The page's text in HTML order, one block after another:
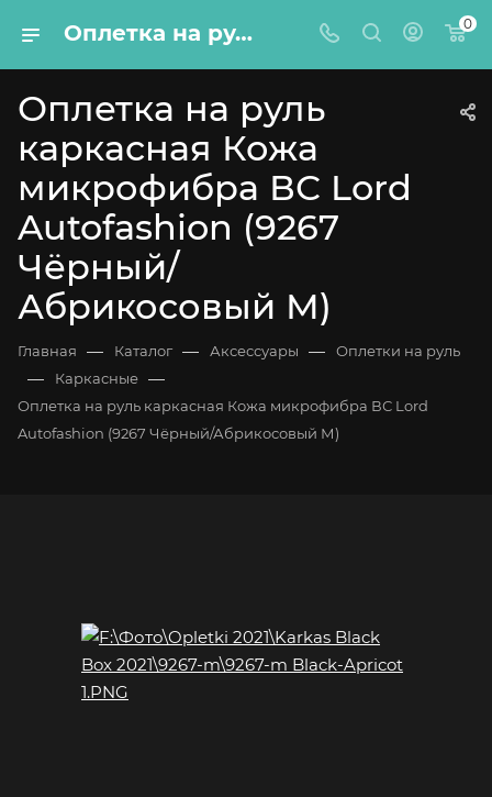
Оплетка на руль каркасная Кожа микрофибра ВС Lord Autofashion (9267 Чёрный/Абрикосовый М) 0
Оплетка на руль
каркасная Кожа
микрофибра ВС Lord
Autofashion (9267
Чёрный/
Абрикосовый М)
Главная — Каталог — Аксессуары — Оплетки на руль
— Каркасные —
Оплетка на руль каркасная Кожа микрофибра ВС Lord
Autofashion (9267 Чёрный/Абрикосовый М)